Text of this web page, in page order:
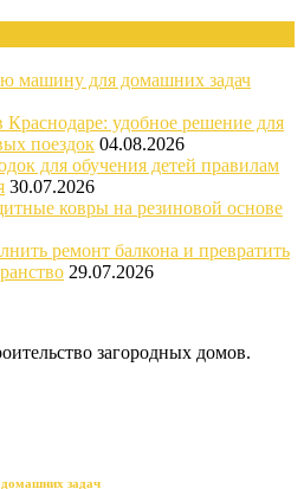
машину для домашних задач
Краснодаре: удобное решение для
поездок 04.08.2026
для обучения детей правилам
30.07.2026
ковры на резиновой основе
ремонт балкона и превратить
29.07.2026
загородных домов.
задач